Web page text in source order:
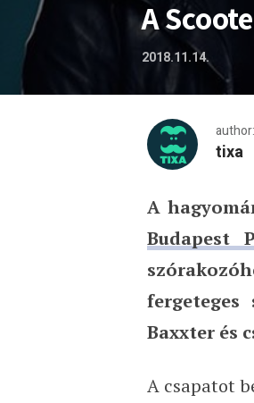
A
2018.11.14.
author:
tixa
A Scooter
A
Budapest
Baxxter és
A csapatot